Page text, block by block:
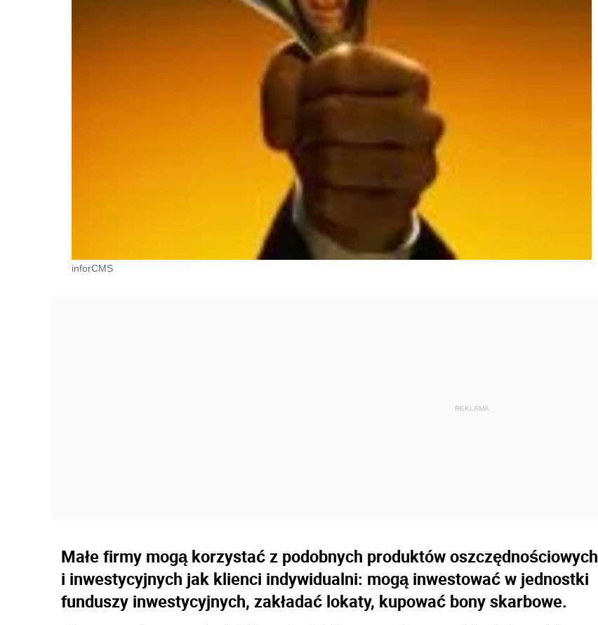
inforCMS
Małe firmy mogą korzystać z podobnych produktów oszczędnościowych
i inwestycyjnych jak klienci indywidualni: mogą inwestować w jednostki
funduszy inwestycyjnych, zakładać lokaty, kupować bony skarbowe.